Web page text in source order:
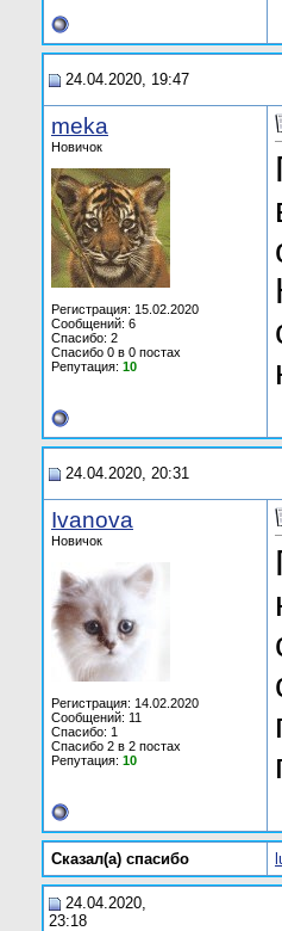
24.04.2020, 19:47
meka
Новичок
Регистрация: 15.02.2020
Сообщений: 6
Спасибо: 2
Спасибо 0 в 0 постах
Репутация: 10
24.04.2020, 20:31
Ivanova
Новичок
Регистрация: 14.02.2020
Сообщений: 11
Спасибо: 1
Спасибо 2 в 2 постах
Репутация: 10
Сказал(а) cпасибо
24.04.2020,
23:18